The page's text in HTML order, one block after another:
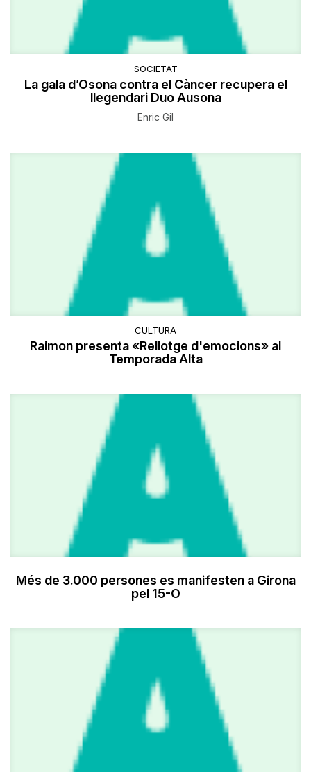
SOCIETAT
La gala d’Osona contra el Càncer recupera el
llegendari Duo Ausona
Enric Gil
CULTURA
Raimon presenta «Rellotge d'emocions» al
Temporada Alta
Més de 3.000 persones es manifesten a Girona
pel 15-O